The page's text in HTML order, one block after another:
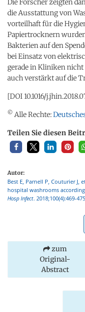
Die Forscher zeigten
die Ausstattung von
vorteilhaft für die
Papiertrocknern
Bakterien auf den
bei Einsatz von
gerade in Kliniken
auch verstärkt auf die
[DOI 10.1016/
© Alle Rechte:
Teilen Sie diesen
Autor:
Best E, Parnell P, Couturier
hospital washrooms
Hosp Infect. 2018;100(4):469-
zum
Original-
Abstract